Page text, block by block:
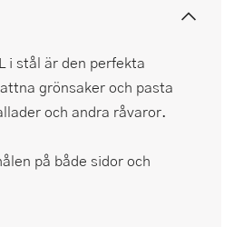
i stål är den perfekta
grönsaker och pasta
och andra råvaror.
på både sidor och